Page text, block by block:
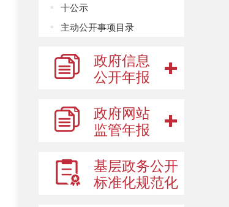
十公示
主动公开事项目录
政府信息
公开年报
政府网站
监管年报
基层政务公开
标准化规范化